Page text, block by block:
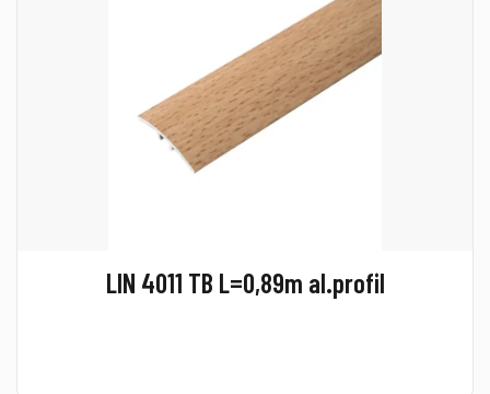
LIN 4011 TB L=0,89m al.profil